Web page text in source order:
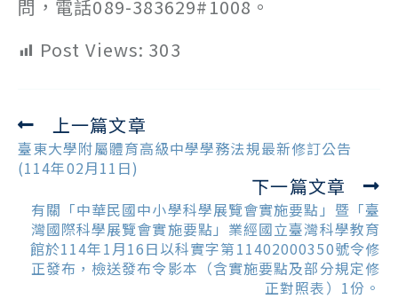
問，電話089-383629#1008。
Post Views: 303
Read
more
articles
上一篇文章
臺東大學附屬體育高級中學學務法規最新修訂公告
(114年02月11日)
下一篇文章
有關「中華民國中小學科學展覽會實施要點」暨「臺
灣國際科學展覽會實施要點」業經國立臺灣科學教育
館於114年1月16日以科實字第11402000350號令修
正發布，檢送發布令影本（含實施要點及部分規定修
正對照表）1份。